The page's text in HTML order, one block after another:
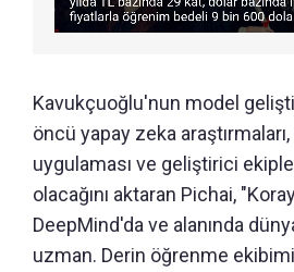
Kavukçuoğlu'nun model
öncü yapay zeka
uygulaması ve geliştirici
olacağını aktaran Pichai,
DeepMind'da ve alanında
uzman. Derin öğrenme